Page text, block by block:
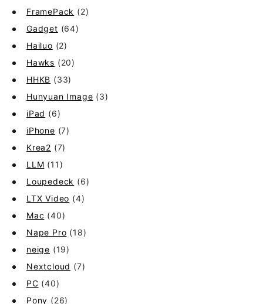
FramePack (2)
Gadget (64)
Hailuo (2)
Hawks (20)
HHKB (33)
Hunyuan Image (3)
iPad (6)
iPhone (7)
Krea2 (7)
LLM (11)
Loupedeck (6)
LTX Video (4)
Mac (40)
Nape Pro (18)
neige (19)
Nextcloud (7)
PC (40)
Pony (26)